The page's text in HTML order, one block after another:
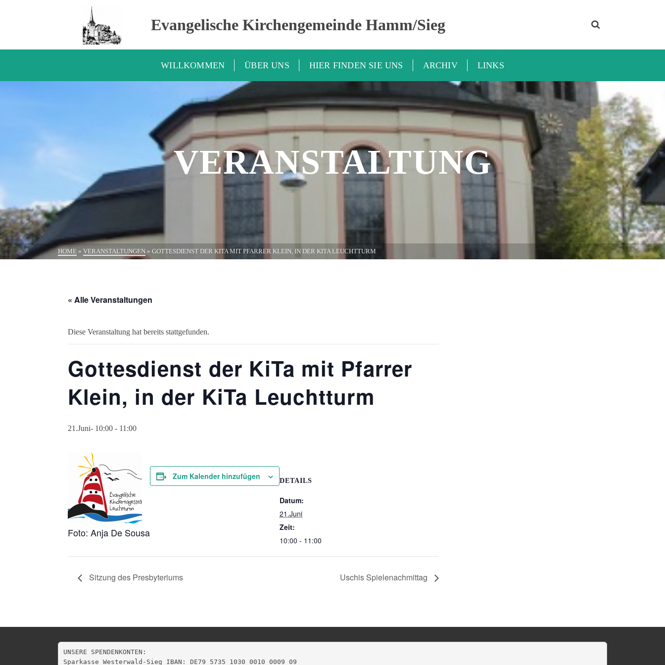
Evangelische Kirchengemeinde Hamm/Sieg
WILLKOMMEN ÜBER UNS HIER FINDEN SIE UNS ARCHIV LINKS
VERANSTALTUNG
HOME » VERANSTALTUNGEN » GOTTESDIENST DER KITA MIT PFARRER KLEIN, IN DER KITA LEUCHTTURM
« Alle Veranstaltungen
Diese Veranstaltung hat bereits stattgefunden.
Gottesdienst der KiTa mit Pfarrer
Klein, in der KiTa Leuchtturm
21.Juni- 10:00 - 11:00
Foto: Anja De Sousa
Zum Kalender hinzufügen DETAILS
Datum:
21.Juni
Zeit:
10:00 - 11:00
Sitzung des Presbyteriums Uschis Spielenachmittag
UNSERE SPENDENKONTEN:
Sparkasse Westerwald-Sieg IBAN: DE79 5735 1030 0010 0009 09